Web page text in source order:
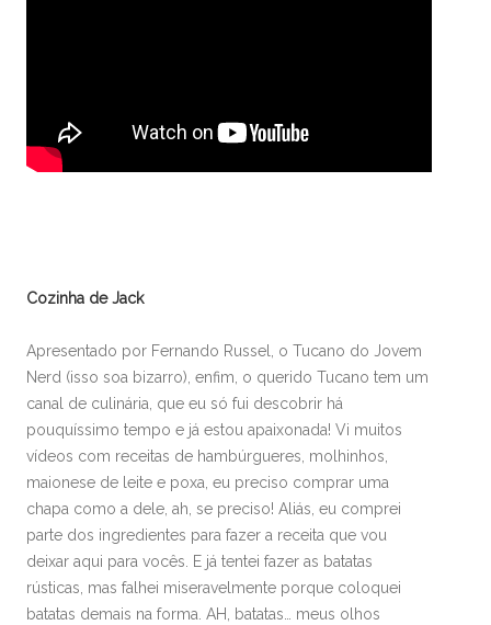
Cozinha de Jack
Apresentado por Fernando Russel, o Tucano do Jovem
Nerd (isso soa bizarro), enfim, o querido Tucano tem um
canal de culinária, que eu só fui descobrir há
pouquíssimo tempo e já estou apaixonada! Vi muitos
vídeos com receitas de hambúrgueres, molhinhos,
maionese de leite e poxa, eu preciso comprar uma
chapa como a dele, ah, se preciso! Aliás, eu comprei
parte dos ingredientes para fazer a receita que vou
deixar aqui para vocês. E já tentei fazer as batatas
rústicas, mas falhei miseravelmente porque coloquei
batatas demais na forma. AH, batatas… meus olhos